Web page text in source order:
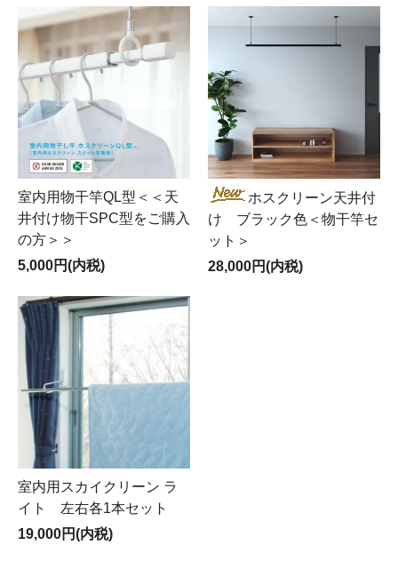
室内用物干竿QL型＜＜天
井付け物干SPC型をご購入
の方＞＞
5,000円(内税)
ホスクリーン天井付
け ブラック色＜物干竿セ
ット＞
28,000円(内税)
室内用スカイクリーン ラ
イト 左右各1本セット
19,000円(内税)